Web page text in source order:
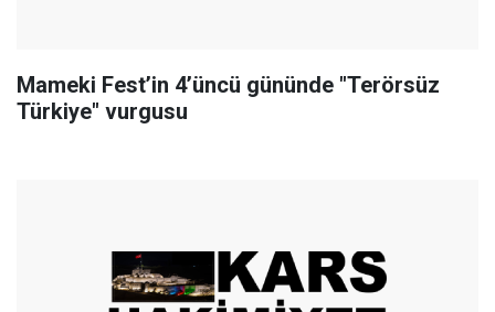
Mameki Fest’in 4’üncü gününde "Terörsüz
Türkiye" vurgusu